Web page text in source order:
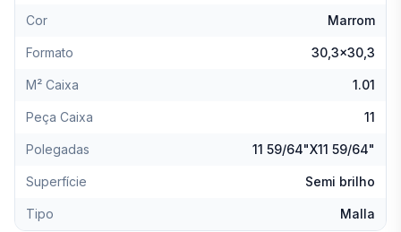
Cor Marrom
Formato 30,3x30,3
M² Caixa 1.01
Peça Caixa 11
Polegadas 11 59/64"X11 59/64"
Superfície Semi brilho
Tipo Malla